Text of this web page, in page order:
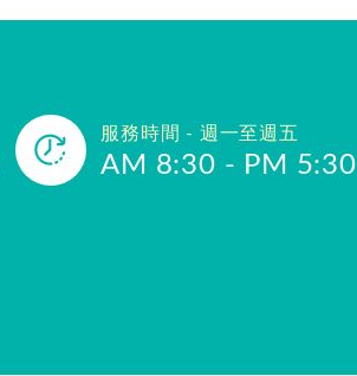
服務時間 - 週一至週五
AM 8:30 - PM 5:30